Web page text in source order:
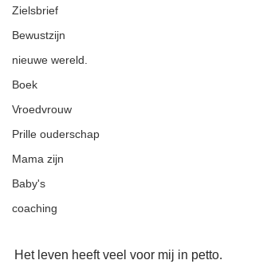
Zielsbrief
Bewustzijn
nieuwe wereld.
Boek
Vroedvrouw
Prille ouderschap
Mama zijn
Baby's
coaching
Het leven heeft veel voor mij in petto.